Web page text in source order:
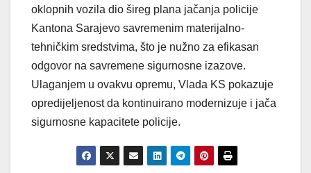
oklopnih vozila dio šireg plana jačanja policije
Kantona Sarajevo savremenim materijalno-
tehničkim sredstvima, što je nužno za efikasan
odgovor na savremene sigurnosne izazove.
Ulaganjem u ovakvu opremu, Vlada KS pokazuje
opredijeljenost da kontinuirano modernizuje i jača
sigurnosne kapacitete policije.